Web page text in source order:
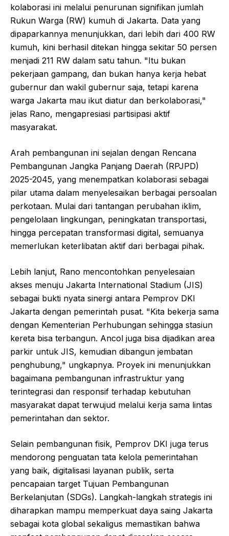
kolaborasi ini melalui penurunan signifikan jumlah
Rukun Warga (RW) kumuh di Jakarta. Data yang
dipaparkannya menunjukkan, dari lebih dari 400 RW
kumuh, kini berhasil ditekan hingga sekitar 50 persen
menjadi 211 RW dalam satu tahun. "Itu bukan
pekerjaan gampang, dan bukan hanya kerja hebat
gubernur dan wakil gubernur saja, tetapi karena
warga Jakarta mau ikut diatur dan berkolaborasi,"
jelas Rano, mengapresiasi partisipasi aktif
masyarakat.
Arah pembangunan ini sejalan dengan Rencana
Pembangunan Jangka Panjang Daerah (RPJPD)
2025-2045, yang menempatkan kolaborasi sebagai
pilar utama dalam menyelesaikan berbagai persoalan
perkotaan. Mulai dari tantangan perubahan iklim,
pengelolaan lingkungan, peningkatan transportasi,
hingga percepatan transformasi digital, semuanya
memerlukan keterlibatan aktif dari berbagai pihak.
Lebih lanjut, Rano mencontohkan penyelesaian
akses menuju Jakarta International Stadium (JIS)
sebagai bukti nyata sinergi antara Pemprov DKI
Jakarta dengan pemerintah pusat. "Kita bekerja sama
dengan Kementerian Perhubungan sehingga stasiun
kereta bisa terbangun. Ancol juga bisa dijadikan area
parkir untuk JIS, kemudian dibangun jembatan
penghubung," ungkapnya. Proyek ini menunjukkan
bagaimana pembangunan infrastruktur yang
terintegrasi dan responsif terhadap kebutuhan
masyarakat dapat terwujud melalui kerja sama lintas
pemerintahan dan sektor.
Selain pembangunan fisik, Pemprov DKI juga terus
mendorong penguatan tata kelola pemerintahan
yang baik, digitalisasi layanan publik, serta
pencapaian target Tujuan Pembangunan
Berkelanjutan (SDGs). Langkah-langkah strategis ini
diharapkan mampu memperkuat daya saing Jakarta
sebagai kota global sekaligus memastikan bahwa